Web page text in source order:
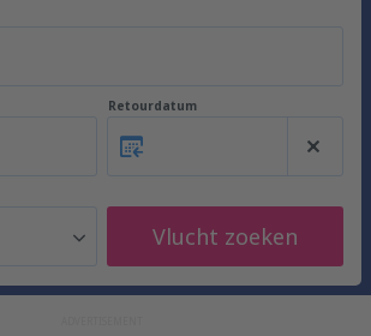
Retourdatum
Vlucht zoeken